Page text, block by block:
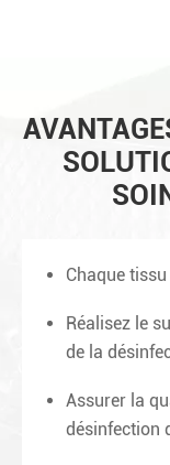
Chaque
Réalisez le
de la
Assurer la
désinfection